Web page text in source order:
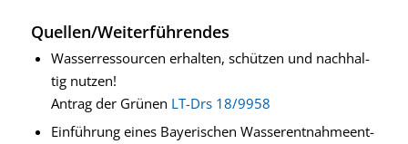
Quellen/Weiterführendes
Was­ser­res­sour­cen erhal­ten, schüt­zen und nach­hal­
tig nut­zen!
Antrag der Grü­nen LT-Drs 18/9958
Ein­füh­rung eines Baye­ri­schen Was­ser­ent­nah­me­ent­